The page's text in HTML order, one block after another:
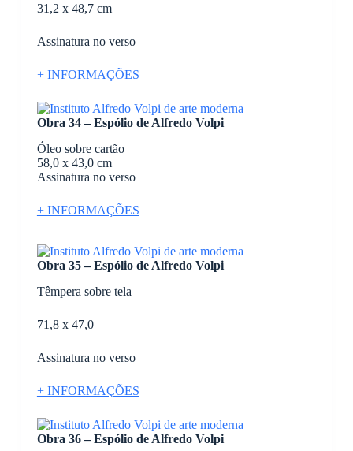
31,2 x 48,7 cm
Assinatura no verso
+ INFORMAÇÕES
Obra 34 – Espólio de Alfredo Volpi
Óleo sobre cartão
58,0 x 43,0 cm
Assinatura no verso
+ INFORMAÇÕES
Obra 35 – Espólio de Alfredo Volpi
Têmpera sobre tela
71,8 x 47,0
Assinatura no verso
+ INFORMAÇÕES
Obra 36 – Espólio de Alfredo Volpi